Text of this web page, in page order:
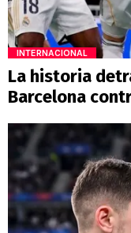
INTERNACIONAL
La historia
Barcelona